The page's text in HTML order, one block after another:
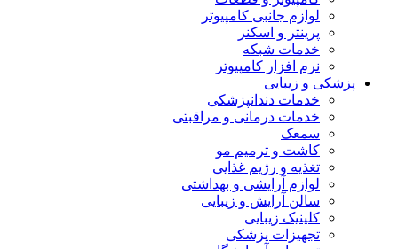
لوازم جانبی کامپیوتر
پرینتر و اسکنر
خدمات شبکه
نرم افزار کامپیوتر
پزشکی و زیبایی
خدمات دندانپزشکی
خدمات درمانی و مراقبتی
سمعک
کاشت و ترمیم مو
تغذیه و رژیم غذایی
لوازم آرایشی و بهداشتی
سالن آرایش و زیبایی
کلینیک زیبایی
تجهیزات پزشکی